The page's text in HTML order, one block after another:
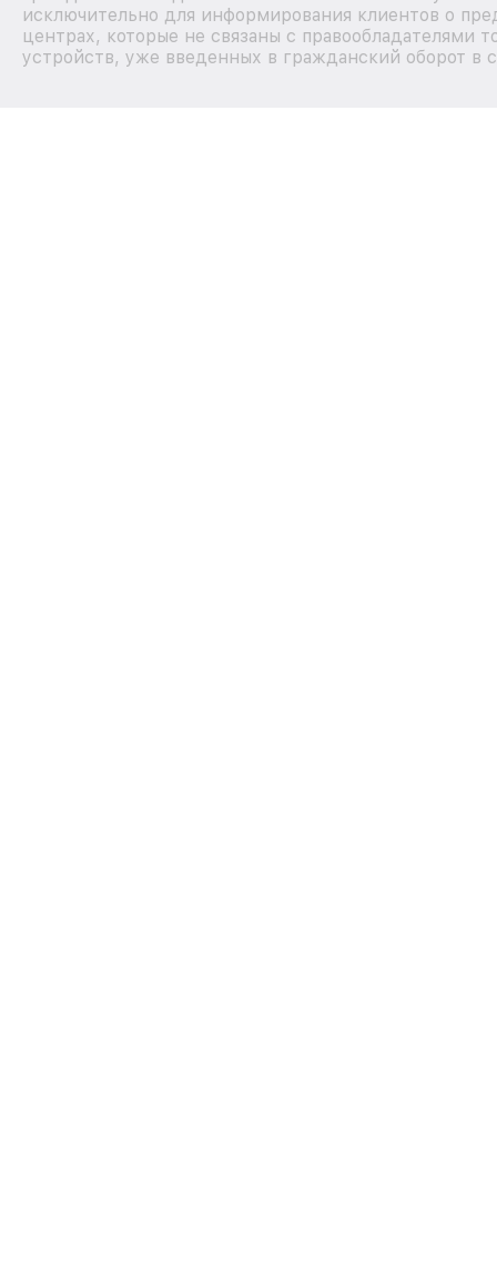
исключительно для информирования клиентов о
центрах, которые не связаны с правообладателями
устройств, уже введенных в гражданский оборот в